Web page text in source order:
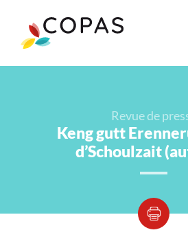
Revue de
Keng gutt
d’Schoulzait